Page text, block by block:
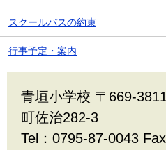
スクールバスの約束
行事予定・案内
青垣小学校 〒669-
町佐治282-3
Tel：0795-87-0043